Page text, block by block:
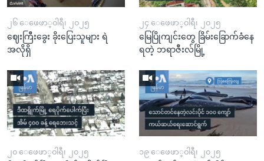
၂၆ ေဖေဖာ္၀ါရီ၊ ၂၀၂၅
ဈေးကြီးခွေး ခိုးပြေးသူများ ရဲ
အလိုရှိ
၂၄ ေဖေဖာ္၀ါရီ၊ ၂၀၂၅
မြေပြိုကျင်းတွေ ခြိမ်းခြောက်ခံနေ
ရတဲ့ ဘရာဇီးလ်မြို့
၂၀ ေဖေဖာ္၀ါရီ၊ ၂၀၂၅ ၁၉ ေဖေဖာ္၀ါရီ၊ ၂၀၂၅